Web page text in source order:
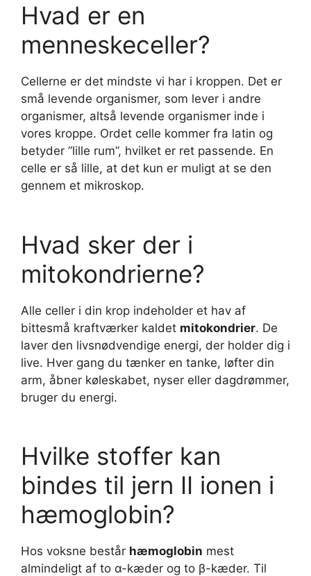
Hvad er en
menneskeceller?
Cellerne er det mindste vi har i kroppen. Det er
små levende organismer, som lever i andre
organismer, altså levende organismer inde i
vores kroppe. Ordet celle kommer fra latin og
betyder ”lille rum”, hvilket er ret passende. En
celle er så lille, at det kun er muligt at se den
gennem et mikroskop.
Hvad sker der i
mitokondrierne?
Alle celler i din krop indeholder et hav af
bittesmå kraftværker kaldet mitokondrier. De
laver den livsnødvendige energi, der holder dig i
live. Hver gang du tænker en tanke, løfter din
arm, åbner køleskabet, nyser eller dagdrømmer,
bruger du energi.
Hvilke stoffer kan
bindes til jern II ionen i
hæmoglobin?
Hos voksne består hæmoglobin mest
almindeligt af to α-kæder og to β-kæder. Til